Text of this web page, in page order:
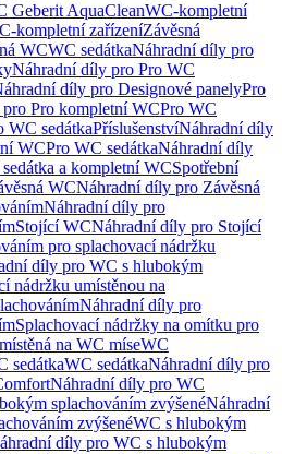
Geberit AquaCleanWC-kompletní
kompletní zařízeníZávěsná
WCWC sedátkaNáhradní díly pro
Náhradní díly pro Pro WC
díly pro Designové panelyPro
Pro kompletní WCPro WC
WC sedátkaPříslušenstvíNáhradní díly
WCPro WC sedátkaNáhradní díly
a kompletní WCSpotřební
WCNáhradní díly pro Závěsná
Náhradní díly pro
Stojící WCNáhradní díly pro Stojící
pro splachovací nádržku
díly pro WC s hlubokým
nádržku umístěnou na
Náhradní díly pro
Splachovací nádržky na omítku pro
na WC míseWC
sedátkaWC sedátkaNáhradní díly pro
Náhradní díly pro WC
splachováním zvýšenéNáhradní
zvýšenéWC s hlubokým
díly pro WC s hlubokým